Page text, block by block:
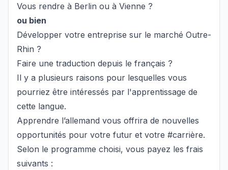
Vous rendre à Berlin ou à Vienne ?
ou bien
Développer votre entreprise sur le marché Outre-
Rhin ?
Faire une traduction depuis le français ?
Il y a plusieurs raisons pour lesquelles vous
pourriez être intéressés par l'apprentissage de
cette langue.
Apprendre l’allemand vous offrira de nouvelles
opportunités pour votre futur et votre #carrière.
Selon le programme choisi, vous payez les frais
suivants :